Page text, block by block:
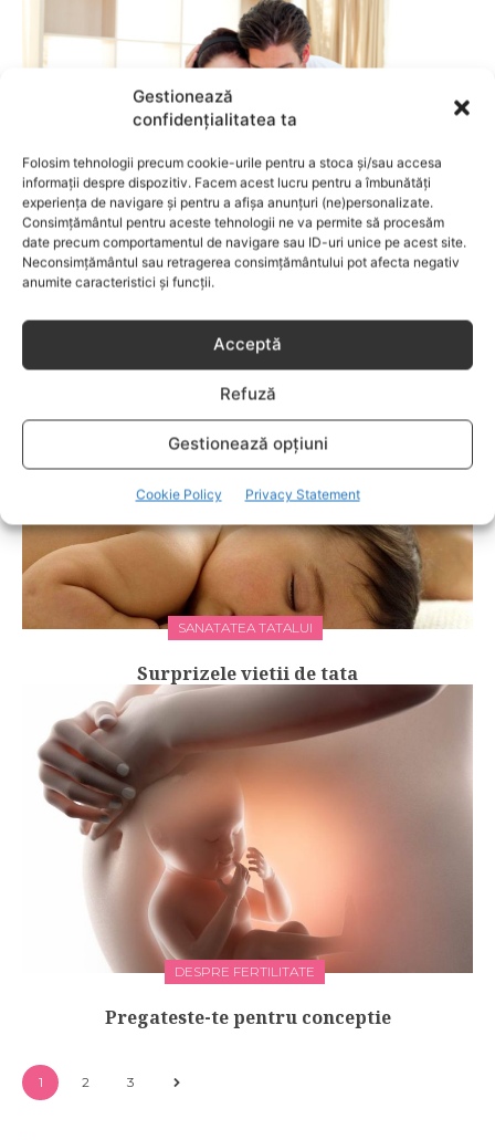
Gestionează
confidențialitatea ta
Folosim tehnologii precum cookie-urile pentru a stoca și/sau accesa
informații despre dispozitiv. Facem acest lucru pentru a îmbunătăți
experiența de navigare și pentru a afișa anunțuri (ne)personalizate.
Consimțământul pentru aceste tehnologii ne va permite să procesăm
date precum comportamentul de navigare sau ID-uri unice pe acest site.
Neconsimțământul sau retragerea consimțământului pot afecta negativ
anumite caracteristici și funcții.
Acceptă
Refuză
Gestionează opțiuni
Cookie Policy Privacy Statement
ALIMENTATIE PENTRU FERTILITATE
SANATATEA TATALUI
Surprizele vietii de tata
DESPRE FERTILITATE
Pregateste-te pentru conceptie
1 2 3